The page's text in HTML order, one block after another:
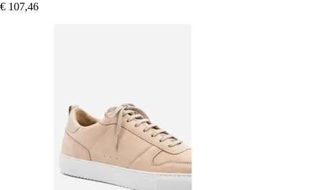
€ 107,46